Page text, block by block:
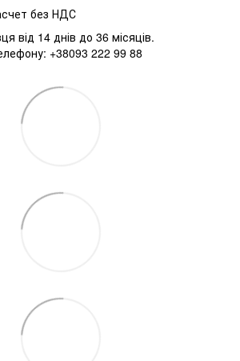
без НДС
від 14 днів до 36 місяців.
+38093 222 99 88